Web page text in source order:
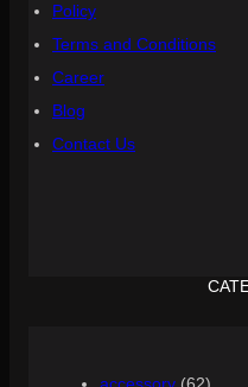
Policy
Terms and Conditions
Career
Blog
Contact Us